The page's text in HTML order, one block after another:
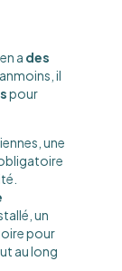
a des
il
pour
une
un
pour
au long